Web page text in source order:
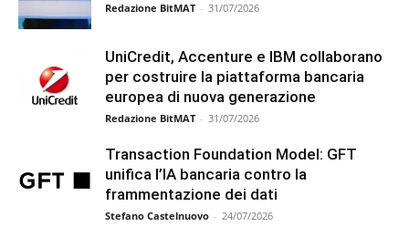
Redazione BitMAT - 31/07/2026
UniCredit, Accenture e IBM collaborano
per costruire la piattaforma bancaria
europea di nuova generazione
Redazione BitMAT - 31/07/2026
Transaction Foundation Model: GFT
unifica l’IA bancaria contro la
frammentazione dei dati
Stefano Castelnuovo - 24/07/2026